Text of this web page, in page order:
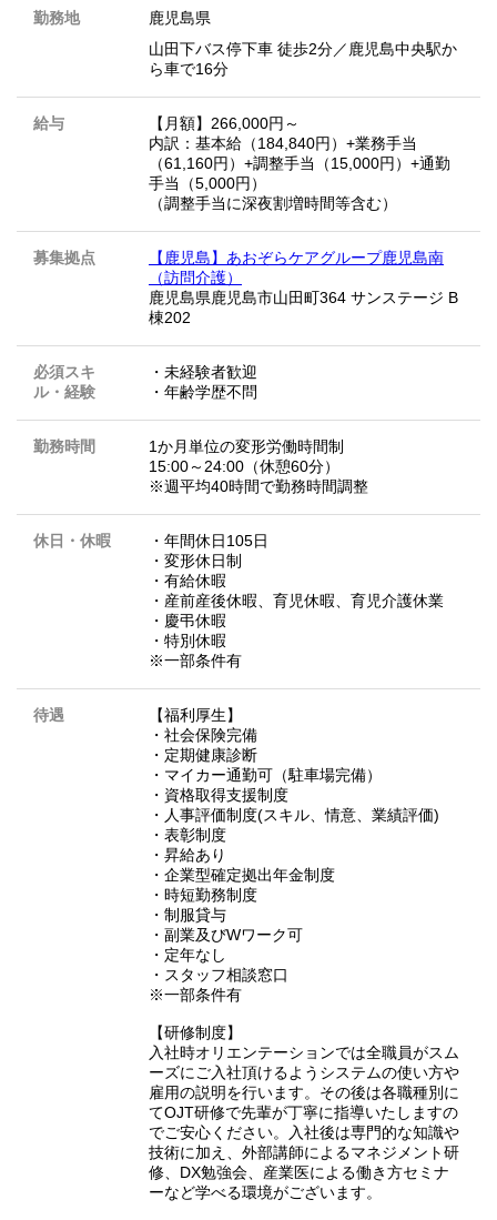
勤務地
鹿児島県
山田下バス停下車 徒歩2分／鹿児島中央駅か
ら車で16分
給与
【月額】266,000円～
内訳：基本給（184,840円）+業務手当
（61,160円）+調整手当（15,000円）+通勤
手当（5,000円）
（調整手当に深夜割増時間等含む）
募集拠点
【鹿児島】あおぞらケアグループ鹿児島南
（訪問介護）
鹿児島県鹿児島市山田町364 サンステージ B
棟202
必須スキ
ル・経験
・未経験者歓迎
・年齢学歴不問
勤務時間
1か月単位の変形労働時間制
15:00～24:00（休憩60分）
※週平均40時間で勤務時間調整
休日・休暇
・年間休日105日
・変形休日制
・有給休暇
・産前産後休暇、育児休暇、育児介護休業
・慶弔休暇
・特別休暇
※一部条件有
待遇
【福利厚生】
・社会保険完備
・定期健康診断
・マイカー通勤可（駐車場完備）
・資格取得支援制度
・人事評価制度(スキル、情意、業績評価)
・表彰制度
・昇給あり
・企業型確定拠出年金制度
・時短勤務制度
・制服貸与
・副業及びWワーク可
・定年なし
・スタッフ相談窓口
※一部条件有
【研修制度】
入社時オリエンテーションでは全職員がスム
ーズにご入社頂けるようシステムの使い方や
雇用の説明を行います。その後は各職種別に
てOJT研修で先輩が丁寧に指導いたしますの
でご安心ください。入社後は専門的な知識や
技術に加え、外部講師によるマネジメント研
修、DX勉強会、産業医による働き方セミナ
ーなど学べる環境がございます。